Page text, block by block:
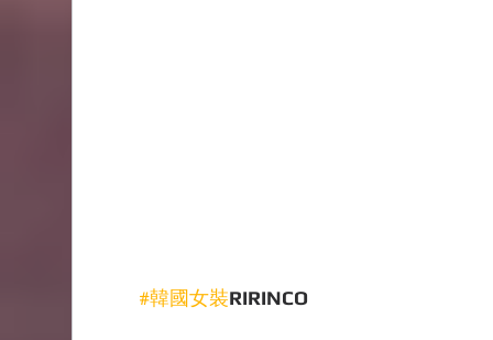
#韓國女裝RIRINCO